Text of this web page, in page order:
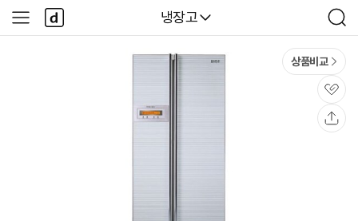
다나와
냉장고
검
색
사
이
다
나
와
상품비교
관
심